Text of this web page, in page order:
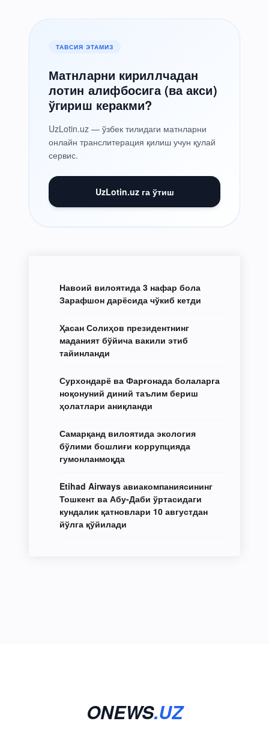
ТАВСИЯ ЭТАМИЗ
Матнларни кириллчадан
лотин алифбосига (ва акси)
ўгириш керакми?
UzLotin.uz — ўзбек тилидаги матнларни
онлайн транслитерация қилиш учун қулай
сервис.
UzLotin.uz га ўтиш
Навоий вилоятида 3 нафар бола
Зарафшон дарёсида чўкиб кетди
Ҳасан Солиҳов президентнинг
маданият бўйича вакили этиб
тайинланди
Сурхондарё ва Фарғонада болаларга
ноқонуний диний таълим бериш
ҳолатлари аниқланди
Самарқанд вилоятида экология
бўлими бошлиғи коррупцияда
гумонланмоқда
Etihad Airways авиакомпаниясининг
Тошкент ва Абу-Даби ўртасидаги
кундалик қатновлари 10 августдан
йўлга қўйилади
ONEWS.UZ